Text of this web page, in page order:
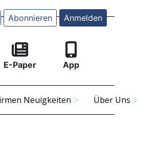
Abonnieren Anmelden
E-Paper App
Neuigkeiten Über Uns